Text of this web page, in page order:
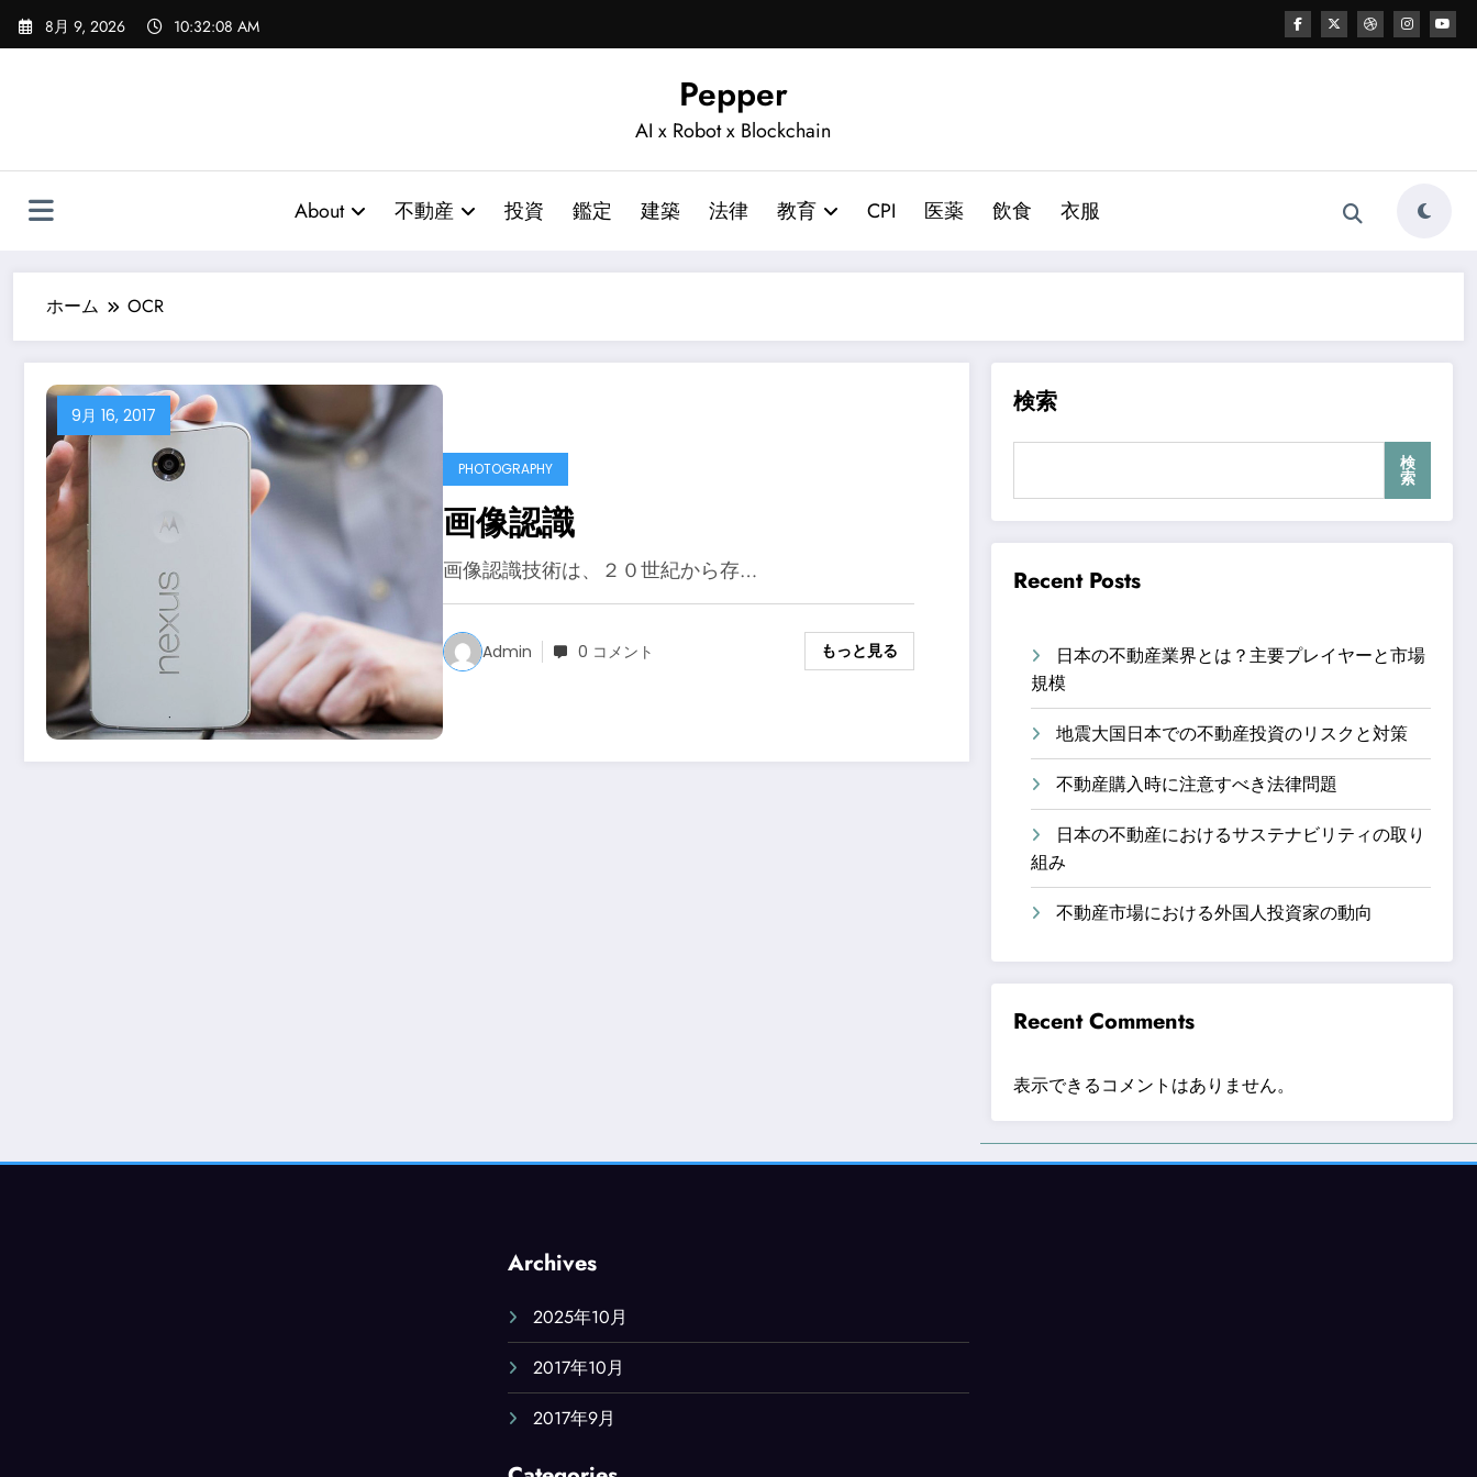
ス
8月 9, 2026 10:32:08 AM
Pepper
AI x Robot x Blockchain
About 不動産 投資 鑑定 建築 法律 教育 CPI 医薬 飲食 衣服
ホーム OCR
9月 16, 2017
PHOTOGRAPHY
画像認識
画像認識技術は、２０世紀から存…
Admin 0 コメント もっと見る
検索
検
索
Recent Posts
日本の不動産業界とは？主要プレイヤーと市場
規模
地震大国日本での不動産投資のリスクと対策
不動産購入時に注意すべき法律問題
日本の不動産におけるサステナビリティの取り
組み
不動産市場における外国人投資家の動向
Recent Comments
表示できるコメントはありません。
Archives
2025年10月
2017年10月
2017年9月